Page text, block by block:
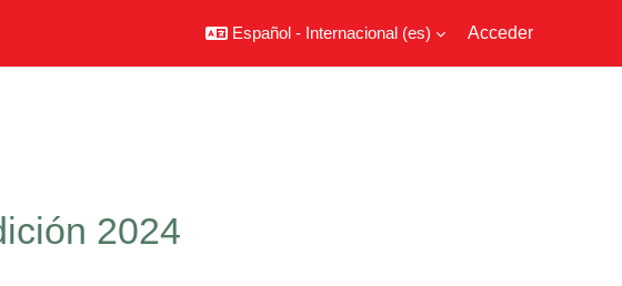
Español - Internacional ‎(es)‎ Acceder
2024